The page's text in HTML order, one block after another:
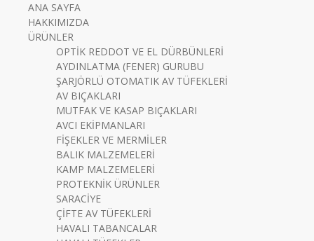
ANA SAYFA
HAKKIMIZDA
ÜRÜNLER
OPTİK REDDOT VE EL DÜRBÜNLERİ
AYDINLATMA (FENER) GURUBU
ŞARJÖRLÜ OTOMATIK AV TÜFEKLERİ
AV BIÇAKLARI
MUTFAK VE KASAP BIÇAKLARI
AVCI EKİPMANLARI
FİŞEKLER VE MERMİLER
BALIK MALZEMELERİ
KAMP MALZEMELERİ
PROTEKNİK ÜRÜNLER
SARACİYE
ÇİFTE AV TÜFEKLERİ
HAVALI TABANCALAR